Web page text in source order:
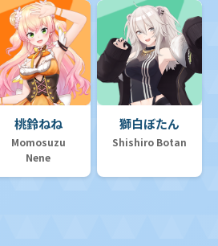
桃鈴ねね
Momosuzu
Nene
獅白ぼたん
Shishiro Botan